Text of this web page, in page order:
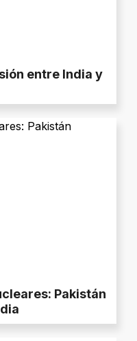
entre India y
Pakistán